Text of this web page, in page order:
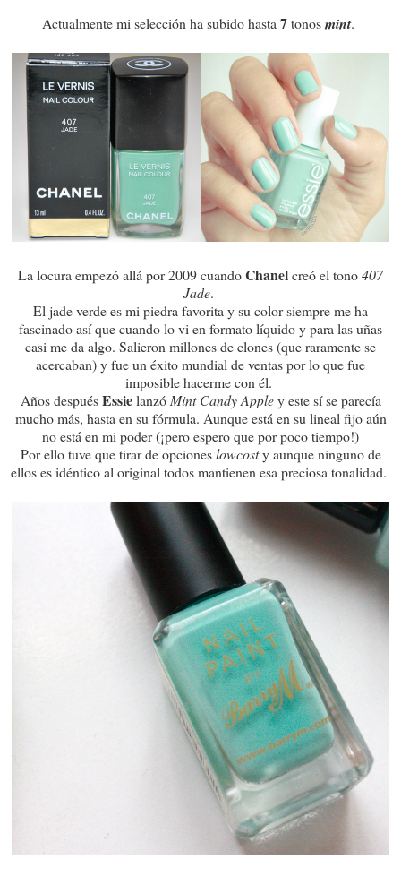
Actualmente mi selección ha subido hasta 7tonosmint.
La locura empezó allá por 2009 cuandoChanelcreó el tono407
Jade.
El jade verde es mi piedra favorita y su color siempre me ha
fascinado así que cuando lo vi en formato líquido y para las uñas
casi me da algo. Salieron millones de clones (que raramente se
acercaban) y fue un éxito mundial de ventas por lo que fue
imposible hacerme con él.
Años despuésEssielanzó Mint Candy Appley este sí se parecía
mucho más, hasta en su fórmula. Aunque está en su lineal fijo aún
no está en mi poder (¡pero espero que por poco tiempo!)
Por ello tuve que tirar de opcioneslowcosty aunque ninguno de
ellos es idéntico al original todos mantienen esa preciosa tonalidad.